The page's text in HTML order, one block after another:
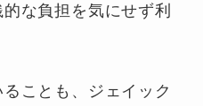
な負担を気にせず利
ことも、ジェイック